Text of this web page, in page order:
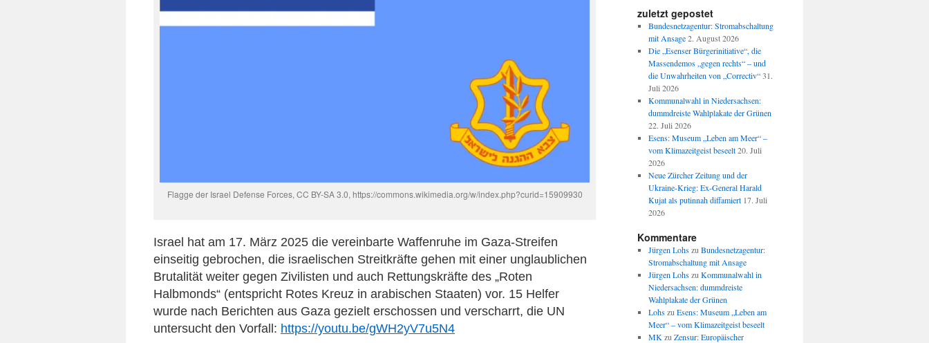
Flagge der Israel Defense Forces, CC BY-SA 3.0, https://commons.wikimedia.org/w/index.php?curid=15909930
Israel hat am 17. März 2025 die vereinbarte Waffenruhe im Gaza-Streifen
einseitig gebrochen, die israelischen Streitkräfte gehen mit einer unglaublichen
Brutalität weiter gegen Zivilisten und auch Rettungskräfte des „Roten
Halbmonds“ (entspricht Rotes Kreuz in arabischen Staaten) vor. 15 Helfer
wurde nach Berichten aus Gaza gezielt erschossen und verscharrt, die UN
untersucht den Vorfall: https://youtu.be/gWH2yV7u5N4
zuletzt gepostet
Bundesnetzagentur: Stromabschaltung
mit Ansage 2. August 2026
Die „Esenser Bürgerinitiative“, die
Massendemos „gegen rechts“ – und
die Unwahrheiten von „Correctiv“ 31.
Juli 2026
Kommunalwahl in Niedersachsen:
dummdreiste Wahlplakate der Grünen
22. Juli 2026
Esens: Museum „Leben am Meer“ –
vom Klimazeitgeist beseelt 20. Juli
2026
Neue Zürcher Zeitung und der
Ukraine-Krieg: Ex-General Harald
Kujat als putinnah diffamiert 17. Juli
2026
Kommentare
Jürgen Lohszu Bundesnetzagentur:
Stromabschaltung mit Ansage
Jürgen Lohszu Kommunalwahl in
Niedersachsen: dummdreiste
Wahlplakate der Grünen
Lohszu Esens: Museum „Leben am
Meer“ – vom Klimazeitgeist beseelt
MK zu Zensur: Europäischer